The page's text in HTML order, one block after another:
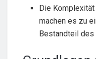
Die
machen es zu
Bestandteil